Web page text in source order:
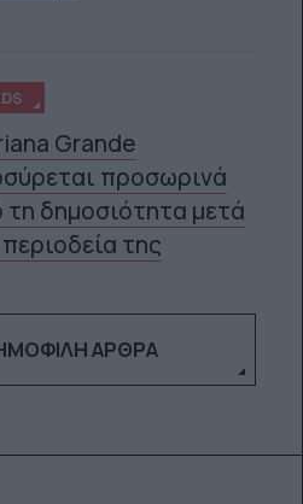
Grande
προσωρινά
τη δημοσιότητα μετά
της
ΆΡΘΡΑ